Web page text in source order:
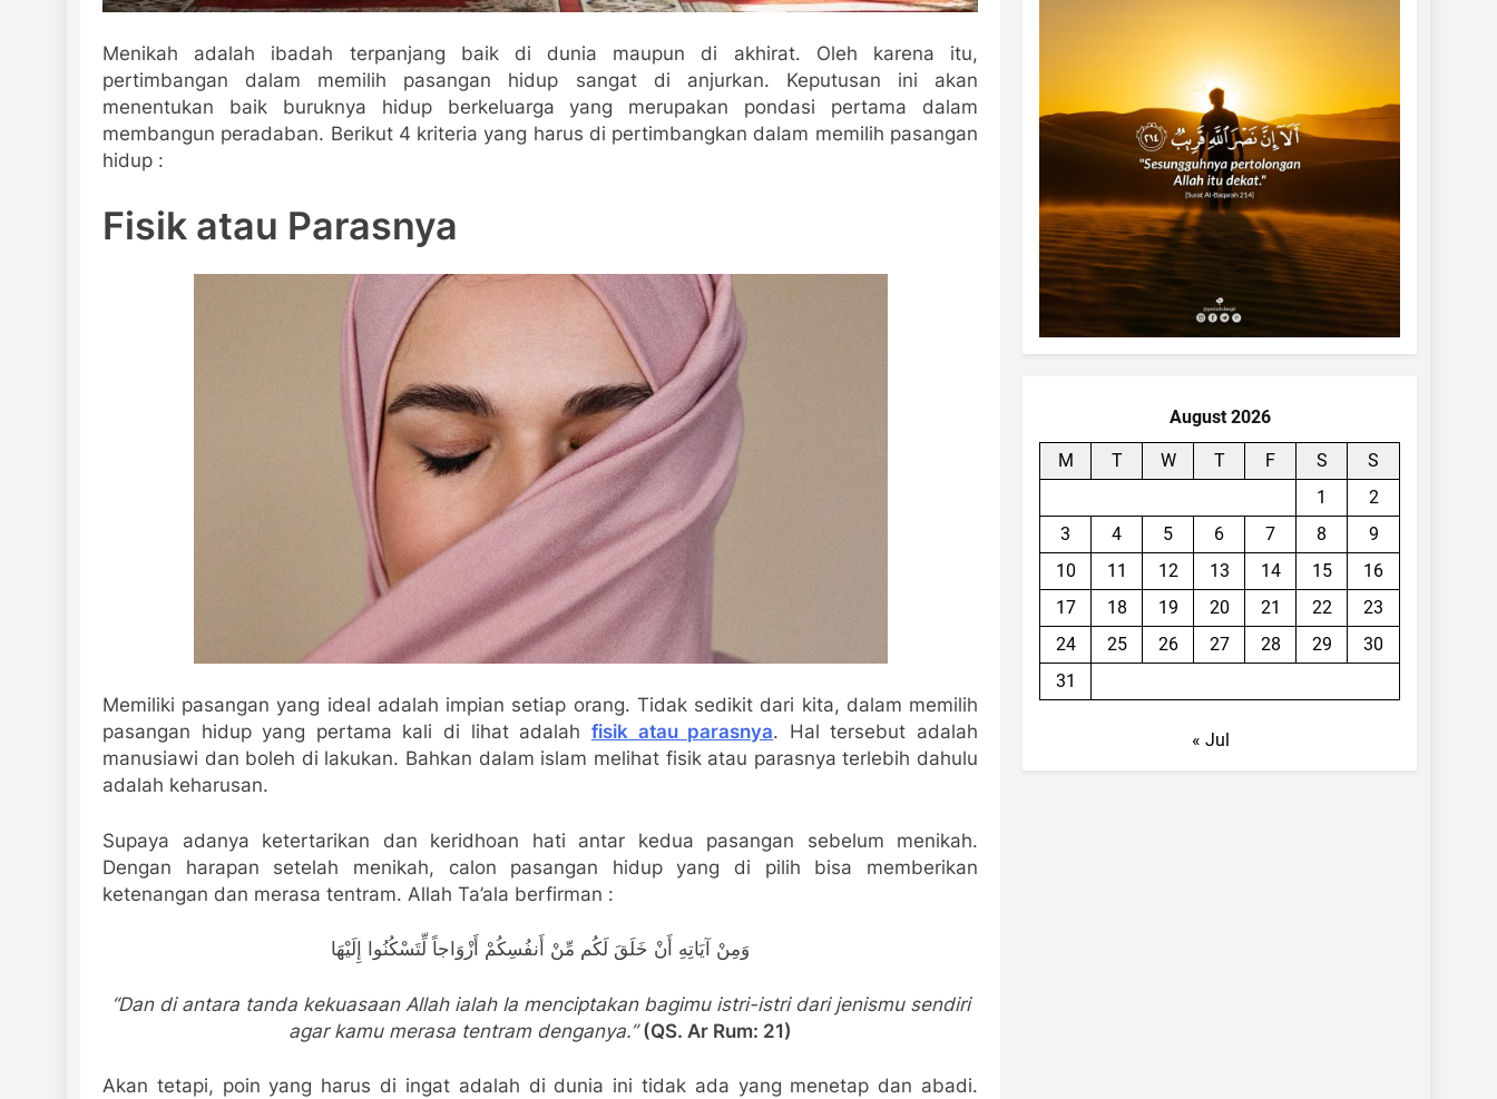
Menikah adalah ibadah terpanjang baik di dunia maupun di akhirat. Oleh karena itu,
pertimbangan dalam memilih pasangan hidup sangat di anjurkan. Keputusan ini akan
menentukan baik buruknya hidup berkeluarga yang merupakan pondasi pertama dalam
membangun peradaban. Berikut 4 kriteria yang harus di pertimbangkan dalam memilih pasangan
hidup :
Fisik atau Parasnya
Memiliki pasangan yang ideal adalah impian setiap orang. Tidak sedikit dari kita, dalam memilih
pasangan hidup yang pertama kali di lihat adalah fisik atau parasnya. Hal tersebut adalah
manusiawi dan boleh di lakukan. Bahkan dalam islam melihat fisik atau parasnya terlebih dahulu
adalah keharusan.
Supaya adanya ketertarikan dan keridhoan hati antar kedua pasangan sebelum menikah.
Dengan harapan setelah menikah, calon pasangan hidup yang di pilih bisa memberikan
ketenangan dan merasa tentram. Allah Ta’ala berfirman :
وَمِنْ آيَاتِهِ أَنْ خَلَقَ لَكُم مِّنْ أَنفُسِكُمْ أَزْوَاجاً لِّتَسْكُنُوا إِلَيْهَا
“Dan di antara tanda kekuasaan Allah ialah Ia menciptakan bagimu istri-istri dari jenismu sendiri
agar kamu merasa tentram denganya.” (QS. Ar Rum: 21)
Akan tetapi, poin yang harus di ingat adalah di dunia ini tidak ada yang menetap dan abadi.
August 2026
M T W T F S
S
1
2
3
4 5 6 7 8
9
10
11 12 13 14 15
16
17
18 19 20 21 22
23
24
25 26 27 28 29
30
31
« Jul